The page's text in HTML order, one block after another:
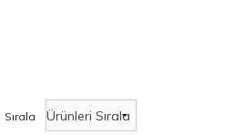
Sırala